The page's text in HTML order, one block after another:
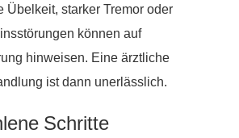
Übelkeit, starker Tremor oder
können auf
hinweisen. Eine ärztliche
ist dann unerlässlich.
Schritte